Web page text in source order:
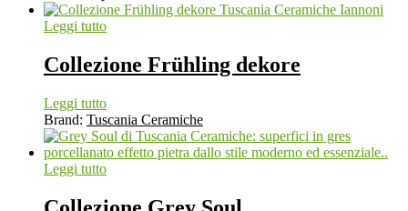
Leggi tutto
Collezione Frühling dekore
Leggi tutto
Brand: Tuscania Ceramiche
Leggi tutto